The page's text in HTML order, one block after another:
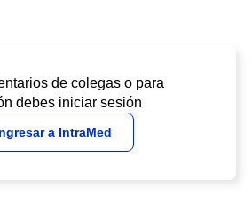
de colegas o para
debes iniciar sesión
a IntraMed